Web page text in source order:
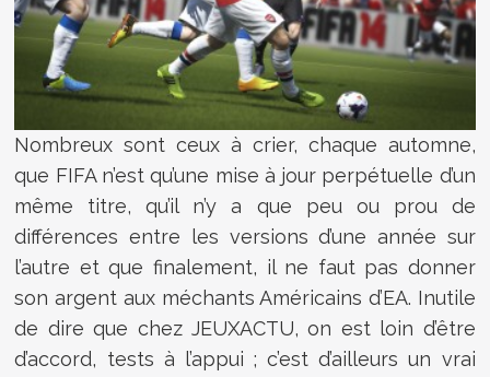
Nombreux sont ceux à crier, chaque automne,
que FIFA n’est qu’une mise à jour perpétuelle d’un
même titre, qu’il n’y a que peu ou prou de
différences entre les versions d’une année sur
l’autre et que finalement, il ne faut pas donner
son argent aux méchants Américains d’EA. Inutile
de dire que chez JEUXACTU, on est loin d’être
d’accord, tests à l’appui ; c’est d’ailleurs un vrai